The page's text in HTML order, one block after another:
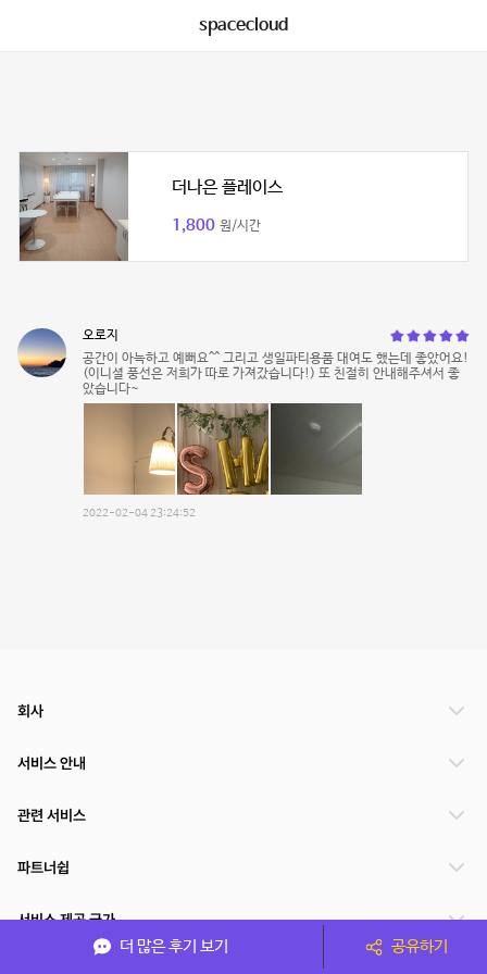
spacecloud
더나은 플레이스
1,800 원/시간
오로지
공간이 아늑하고 예뻐요^^ 그리고 생일파티용품 대여도 했는데 좋았어요!
(이니셜 풍선은 저희가 따로 가져갔습니다!) 또 친절히 안내해주셔서 좋
았습니다~
2022-02-04 23:24:52
더 많은 후기 보기 공유하기
회사
서비스 안내
관련 서비스
파트너쉽
서비스 제공 국가